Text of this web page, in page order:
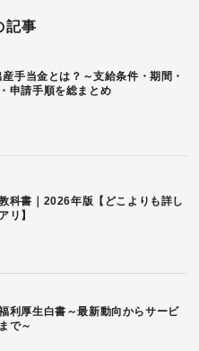
記事
産手当金とは？～支給条件・期間・
申請手順を総まとめ
科書｜2026年版【どこよりも詳し
リ】
利厚生白書～最新動向からサービ
で～